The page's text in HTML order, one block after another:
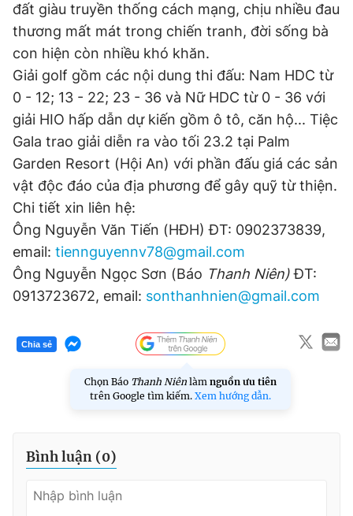
Theo dõi báo trên
Hotline
0906 645 777
Liên hệ quảng cáo
0908 780 404
Đặt báo Quảng cáo RSS Tòa soạn Chính sách bảo
Tổng biên tập: Nguyễn Ngọc Toàn
Phó tổng biên tập thường trực: Hải Thành
Phó tổng biên tập: Lâm Hiếu Dũng
Phó tổng biên tập: Trần Việt Hưng
Tổng thư ký tòa soạn: Đức Trung
Giấy phép xuất bản số 110/GP - BTTTT cấp ngày 24.3.2020
© 2003-2026 Bản quyền thuộc về Báo Thanh Niên. Cấm sao
chép dưới mọi hình thức nếu không có sự chấp thuận bằng văn
đất giàu truyền thống cách mạng, chịu nhiều đau
thương mất mát trong chiến tranh, đời sống bà
con hiện còn nhiều khó khăn.
Giải golf gồm các nội dung thi đấu: Nam HDC từ
0 - 12; 13 - 22; 23 - 36 và Nữ HDC từ 0 - 36 với
giải HIO hấp dẫn dự kiến gồm ô tô, căn hộ... Tiệc
Gala trao giải diễn ra vào tối 23.2 tại Palm
Garden Resort (Hội An) với phần đấu giá các sản
vật độc đáo của địa phương để gây quỹ từ thiện.
Chi tiết xin liên hệ:
Ông Nguyễn Văn Tiến (HĐH) ĐT: 0902373839,
email: tiennguyennv78@gmail.com
Ông Nguyễn Ngọc Sơn (Báo Thanh Niên)ĐT:
0913723672, email: sonthanhnien@gmail.com
Chia sẻ
Chọn Báo Thanh Niên làm nguồn ưu tiên
trên Google tìm kiếm. Xem hướng dẫn.
Bình luận (0)